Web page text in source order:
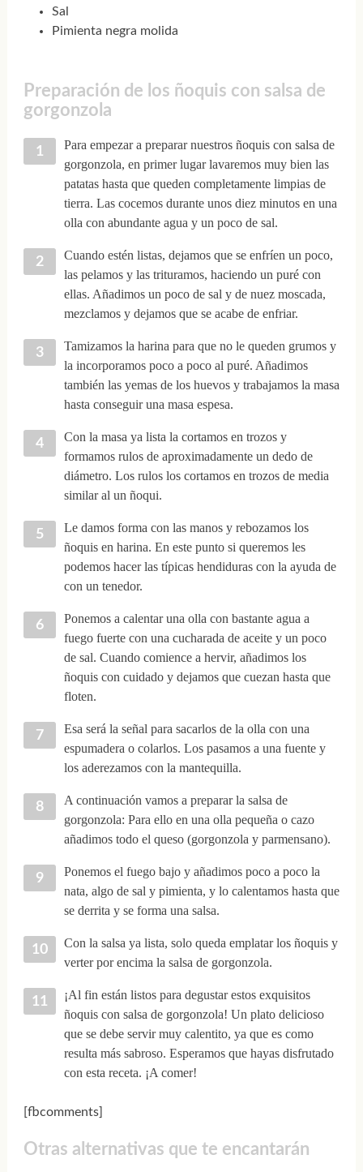
Sal
Pimienta negra molida
Preparación de los ñoquis con salsa de
gorgonzola
Para empezar a preparar nuestros ñoquis con salsa de
gorgonzola, en primer lugar lavaremos muy bien las
patatas hasta que queden completamente limpias de
tierra. Las cocemos durante unos diez minutos en una
olla con abundante agua y un poco de sal.
Cuando estén listas, dejamos que se enfríen un poco,
las pelamos y las trituramos, haciendo un puré con
ellas. Añadimos un poco de sal y de nuez moscada,
mezclamos y dejamos que se acabe de enfriar.
Tamizamos la harina para que no le queden grumos y
la incorporamos poco a poco al puré. Añadimos
también las yemas de los huevos y trabajamos la masa
hasta conseguir una masa espesa.
Con la masa ya lista la cortamos en trozos y
formamos rulos de aproximadamente un dedo de
diámetro. Los rulos los cortamos en trozos de media
similar al un ñoqui.
Le damos forma con las manos y rebozamos los
ñoquis en harina. En este punto si queremos les
podemos hacer las típicas hendiduras con la ayuda de
con un tenedor.
Ponemos a calentar una olla con bastante agua a
fuego fuerte con una cucharada de aceite y un poco
de sal. Cuando comience a hervir, añadimos los
ñoquis con cuidado y dejamos que cuezan hasta que
floten.
Esa será la señal para sacarlos de la olla con una
espumadera o colarlos. Los pasamos a una fuente y
los aderezamos con la mantequilla.
A continuación vamos a preparar la salsa de
gorgonzola: Para ello en una olla pequeña o cazo
añadimos todo el queso (gorgonzola y parmensano).
Ponemos el fuego bajo y añadimos poco a poco la
nata, algo de sal y pimienta, y lo calentamos hasta que
se derrita y se forma una salsa.
Con la salsa ya lista, solo queda emplatar los ñoquis y
verter por encima la salsa de gorgonzola.
¡Al fin están listos para degustar estos exquisitos
ñoquis con salsa de gorgonzola! Un plato delicioso
que se debe servir muy calentito, ya que es como
resulta más sabroso. Esperamos que hayas disfrutado
con esta receta. ¡A comer!
[fbcomments]
Otras alternativas que te encantarán